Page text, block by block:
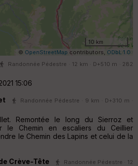
10 km
© OpenStreetMap contributors, ODbL 1.0
Randonnée Pédestre · 12 km · D+510 m · 282
15:06
Randonnée Pédestre · 9 km · D+310 m ·
Remontée le long du Sierroz et
le Chemin en escaliers du Ceillier
le Chemin des Lapins et celui de la
Crève-Tête
Randonnée Pédestre · 12